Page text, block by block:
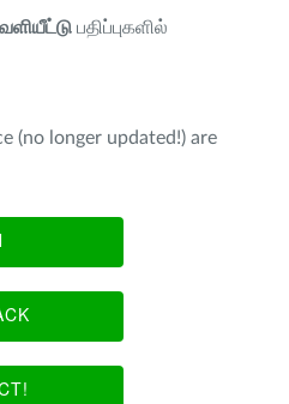
பதிப்புகளில்
(no longer updated!) are